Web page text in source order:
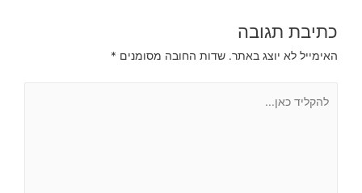
כתיבת תגובה
האימייל לא יוצג באתר. שדות החובה מסומנים *